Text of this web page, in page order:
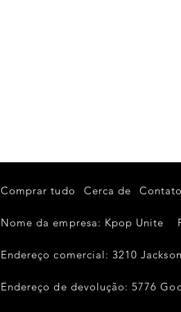
Comprar tudo Cerca de Contato
Nome da empresa: Kpop Unite
Endereço comercial: 3210
Endereço de devolução: 5776